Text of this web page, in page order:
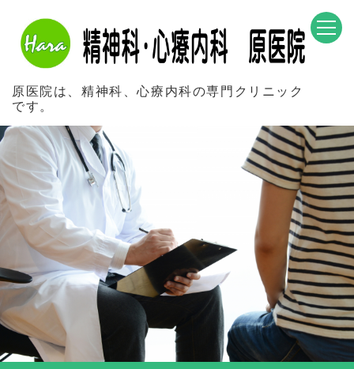
原医院は、精神科、心療内科の専門クリニック
です。